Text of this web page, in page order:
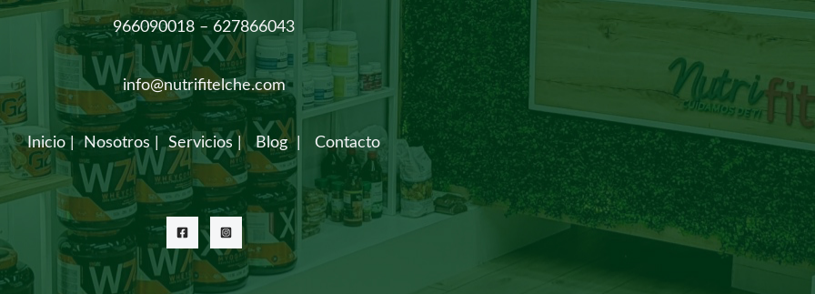
966090018 – 627866043
info@nutrifitelche.com
Inicio| Nosotros |Servicios |Blog| Contacto